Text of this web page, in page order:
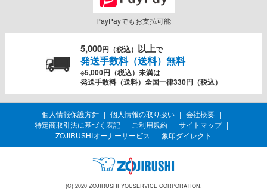
PayPayでもお支払可能
5,000円（税込） 以上で
発送手数料（送料）無料
※5,000円（税込）未満は
発送手数料（送料）全国一律330円（税込）
個人情報保護方針 個人情報の取り扱い
会社概要
特定商取引法に基づく表記
ご利用規約
サイトマップ
ZOJIRUSHIオーナーサービス
象印ダイレクト
(C) 2020 ZOJIRUSHI YOUSERVICE CORPORATION.